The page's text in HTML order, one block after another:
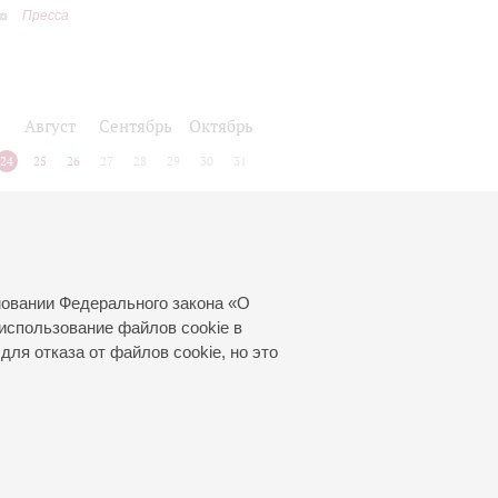
Пресса
Федерального закона «О
файлов cookie в
отказа от файлов cookie, но это
Август Сентябрь Октябрь
24 25 26 27 28 29 30 31